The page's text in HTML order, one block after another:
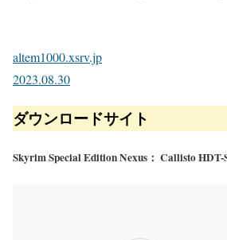
altem1000.xsrv.jp
2023.08.30
ダウンロードサイト
Skyrim Special Edition Nexus： Callisto